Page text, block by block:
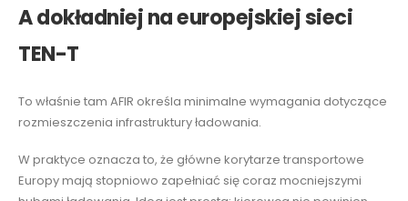
A dokładniej na europejskiej sieci
TEN-T
To właśnie tam AFIR określa minimalne wymagania dotyczące
rozmieszczenia infrastruktury ładowania.
W praktyce oznacza to, że główne korytarze transportowe
Europy mają stopniowo zapełniać się coraz mocniejszymi